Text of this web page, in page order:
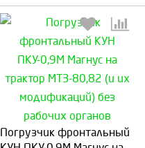
Погрузчик фронтальный
Выберите количество: